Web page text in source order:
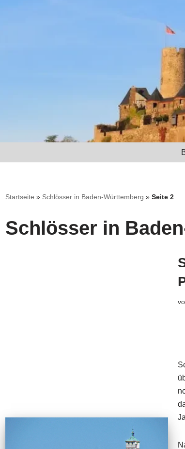
Startseite » Schlösser in Baden-Württemberg » Seite 2
Schlösser in